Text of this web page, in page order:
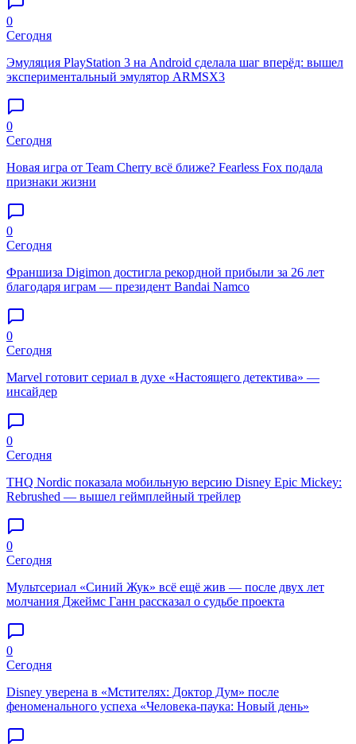
0
Сегодня
Эмуляция PlayStation 3 на Android сделала шаг вперёд: вышел
экспериментальный эмулятор ARMSX3
0
Сегодня
Новая игра от Team Cherry всё ближе? Fearless Fox подала
признаки жизни
0
Сегодня
Франшиза Digimon достигла рекордной прибыли за 26 лет
благодаря играм — президент Bandai Namco
0
Сегодня
Marvel готовит сериал в духе «Настоящего детектива» —
инсайдер
0
Сегодня
THQ Nordic показала мобильную версию Disney Epic Mickey:
Rebrushed — вышел геймплейный трейлер
0
Сегодня
Мультсериал «Синий Жук» всё ещё жив — после двух лет
молчания Джеймс Ганн рассказал о судьбе проекта
0
Сегодня
Disney уверена в «Мстителях: Доктор Дум» после
феноменального успеха «Человека-паука: Новый день»